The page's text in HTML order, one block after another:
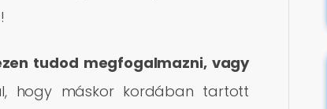
tudod megfogalmazni, vagy
hogy máskor kordában tartott